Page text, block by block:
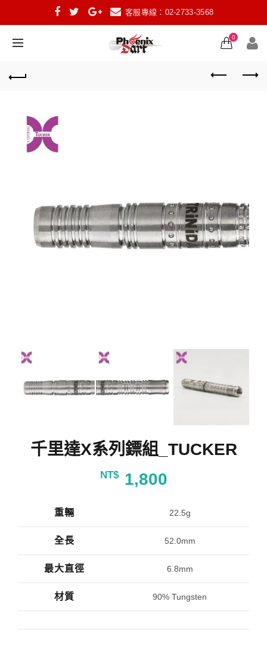
客服專線：02-2733-3568
0
千里達X系列鏢組_TUCKER
NT$ 1,800
重輛 22.5g
全長 52.0mm
最大直徑 6.8mm
材質 90% Tungsten